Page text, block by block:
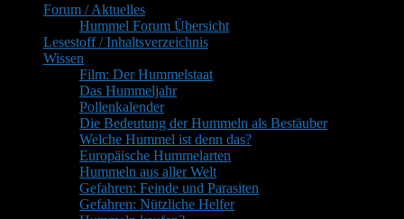
PrimäresForum / Aktuelles
Hummel Forum Übersicht
Lesestoff / Inhaltsverzeichnis
Wissen
Film: Der Hummelstaat
Das Hummeljahr
Pollenkalender
Die Bedeutung der Hummeln als Bestäuber
Welche Hummel ist denn das?
Europäische Hummelarten
Hummeln aus aller Welt
Gefahren: Feinde und Parasiten
Gefahren: Nützliche Helfer